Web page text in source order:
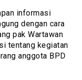
informasi
dengan cara
pak Wartawan
tentang kegiatan
anggota BPD